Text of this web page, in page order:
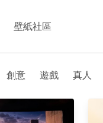
壁紙社區
創意 遊戲 真人